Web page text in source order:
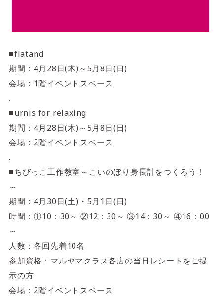
4F/5F Physical care floor
営業時間 10:00 ~ 23:00
■flatand
期間：4月28日(木)～5月8日(日)
会場：1階イベントスペース
.
■urnis for relaxing
期間：4月28日(木)～5月8日(日)
会場：2階イベントスペース
.
■ちびっこ工作教室～こいのぼり身長計をつくろう！
～
期間：4月30日(土)・5月1日(日)
時間：①10：30～ ②12：30～ ③14：30～ ④16：00
～
人数：各回先着10名
参加資格：マルヤマクラス各店の当日レシートをご提
示の方
会場：2階イベントスペース